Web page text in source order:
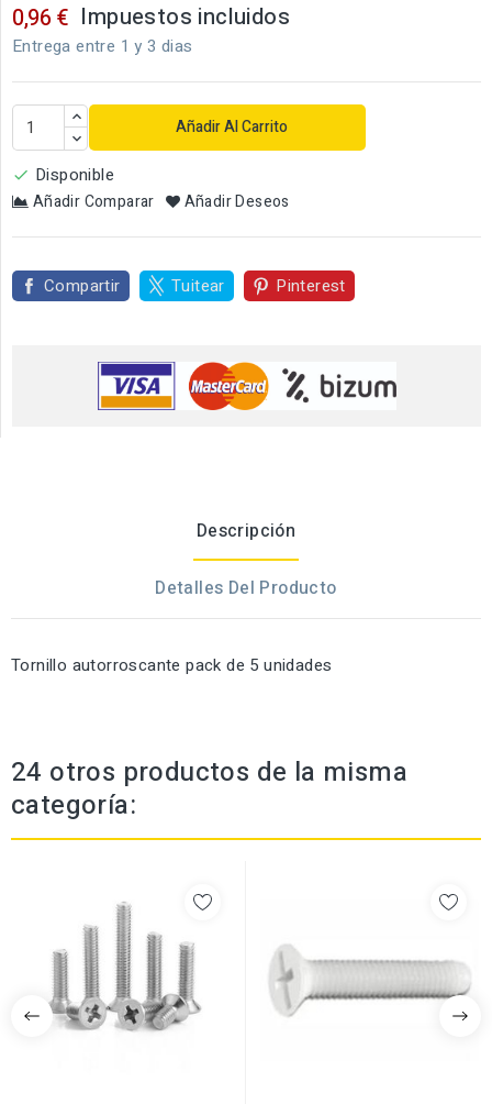
0,96 € Impuestos incluidos
Entrega entre 1 y 3 dias
Añadir Al Carrito
 Disponible
Añadir Comparar Añadir Deseos
Compartir Tuitear Pinterest
Descripción
Detalles Del Producto
Tornillo autorroscante pack de 5 unidades
24 otros productos de la misma
categoría: